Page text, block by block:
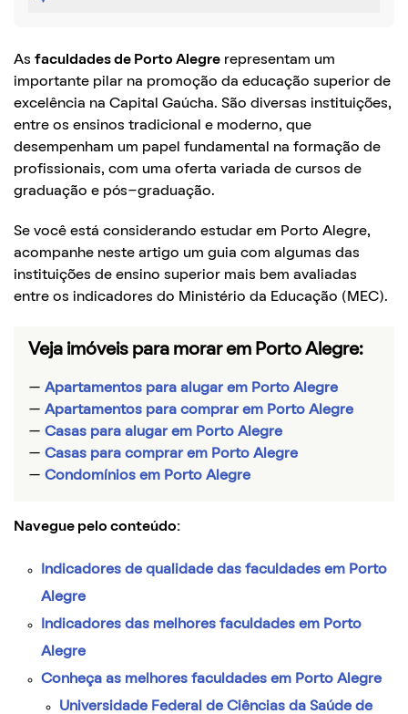
As faculdades de Porto Alegre representam um
importante pilar na promoção da educação superior de
excelência na Capital Gaúcha. São diversas instituições,
entre os ensinos tradicional e moderno, que
desempenham um papel fundamental na formação de
profissionais, com uma oferta variada de cursos de
graduação e pós-graduação.
Se você está considerando estudar em Porto Alegre,
acompanhe neste artigo um guia com algumas das
instituições de ensino superior mais bem avaliadas
entre os indicadores do Ministério da Educação (MEC).
Veja imóveis para morar em Porto Alegre:
— Apartamentos para alugar em Porto Alegre
— Apartamentos para comprar em Porto Alegre
— Casas para alugar em Porto Alegre
— Casas para comprar em Porto Alegre
— Condomínios em Porto Alegre
Navegue pelo conteúdo:
Indicadores de qualidade das faculdades em Porto
Alegre
Indicadores das melhores faculdades em Porto
Alegre
Conheça as melhores faculdades em Porto Alegre
Universidade Federal de Ciências da Saúde de